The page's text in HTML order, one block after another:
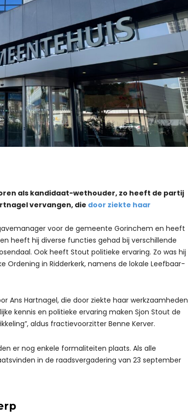
als kandidaat-wethouder, zo heeft de partij
vervangen, die door ziekte haar
voor de gemeente Gorinchem en heeft
heeft hij diverse functies gehad bij verschillende
Ook heeft Stout politieke ervaring. Zo was hij
Ordening in Ridderkerk, namens de lokale Leefbaar-
Ans Hartnagel, die door ziekte haar werkzaamheden
kennis en politieke ervaring maken Sjon Stout de
aldus fractievoorzitter Benne Kerver.
er nog enkele formaliteiten plaats. Als alle
in de raadsvergadering van 23 september